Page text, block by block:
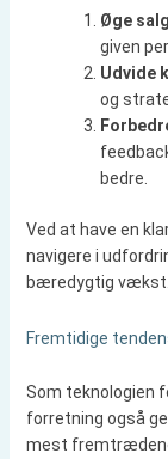
Øge
given
Udvide
og
bedre.
Ved at have en
navigere i
bæredygtig vækst.
Fremtidige
Som teknologien
forretning også
mest